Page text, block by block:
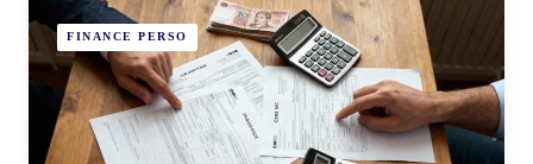
FINANCE PERSO